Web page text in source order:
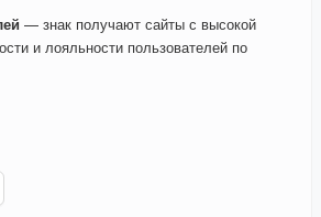
— знак получают сайты с высокой
и лояльности пользователей по